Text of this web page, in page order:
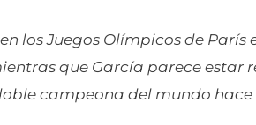
en los Juegos Olímpicos de
que García parece
campeona del mundo hace